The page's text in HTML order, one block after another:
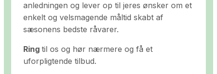
anledningen og lever op til jeres ønsker om et
enkelt og velsmagende måltid skabt af
sæsonens bedste råvarer.
Ring til os og hør nærmere og få et
uforpligtende tilbud.​